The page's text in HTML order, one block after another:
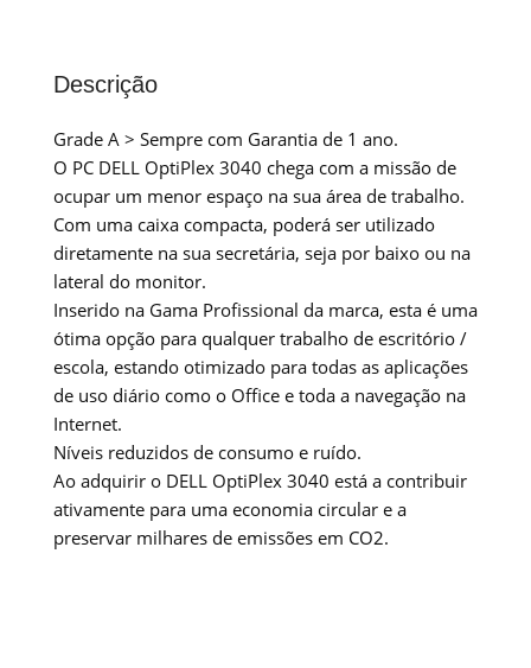
Descrição
Grade A > Sempre com Garantia de 1 ano.
O PC DELL OptiPlex 3040 chega com a missão de
ocupar um menor espaço na sua área de trabalho.
Com uma caixa compacta, poderá ser utilizado
diretamente na sua secretária, seja por baixo ou na
lateral do monitor.
Inserido na Gama Profissional da marca, esta é uma
ótima opção para qualquer trabalho de escritório /
escola, estando otimizado para todas as aplicações
de uso diário como o Office e toda a navegação na
Internet.
Níveis reduzidos de consumo e ruído.
Ao adquirir o DELL OptiPlex 3040 está a contribuir
ativamente para uma economia circular e a
preservar milhares de emissões em CO2.